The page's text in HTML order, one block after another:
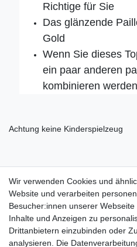
Richtige für Sie
Das glänzende
Gold
Wenn Sie dieses
ein paar anderen
kombinieren
Achtung keine Kinderspielzeug
Material: 100% Polyester
Shop
Wir verwenden Cookies und
Website und verarbeiten
Besucher:innen unserer
Inhalte und Anzeigen zu
Drittanbietern einzubinden oder
analysieren. Die